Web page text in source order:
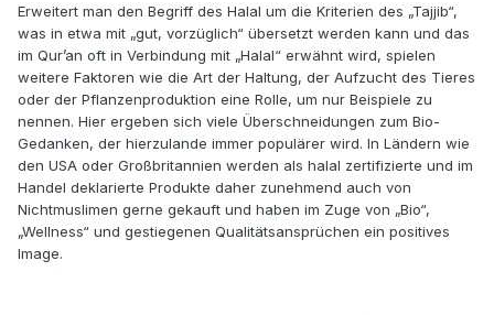
Erweitert man den Begriff des Halal um die Kriterien des „Tajjib“,
was in etwa mit „gut, vorzüglich“ übersetzt werden kann und das
im Qur’an oft in Verbindung mit „Halal“ erwähnt wird, spielen
weitere Faktoren wie die Art der Haltung, der Aufzucht des Tieres
oder der Pflanzenproduktion eine Rolle, um nur Beispiele zu
nennen. Hier ergeben sich viele Überschneidungen zum Bio-
Gedanken, der hierzulande immer populärer wird. In Ländern wie
den USA oder Großbritannien werden als halal zertifizierte und im
Handel deklarierte Produkte daher zunehmend auch von
Nichtmuslimen gerne gekauft und haben im Zuge von „Bio“,
„Wellness“ und gestiegenen Qualitätsansprüchen ein positives
Image.